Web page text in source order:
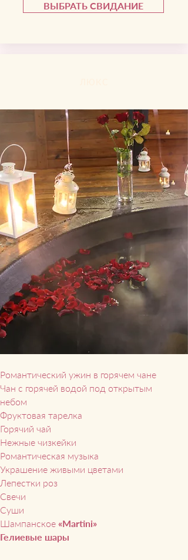
ВЫБРАТЬ СВИДАНИЕ
Романтический ужин в горячем чане
Чан с горячей водой под открытым
небом
Фруктовая тарелка
Горячий чай
Нежные чизкейки
Романтическая музыка
Украшение живыми цветами
Лепестки роз
Свечи
Суши
Шампанское «Martini»
Гелиевые шары